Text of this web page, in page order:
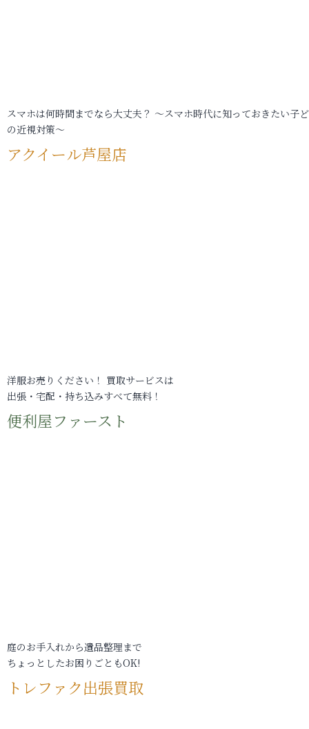
スマホは何時間までなら大丈夫？ ～スマホ時代に知っておきたい子
の近視対策～
アクイール芦屋店
洋服お売りください！ 買取サービスは
出張・宅配・持ち込みすべて無料！
便利屋ファースト
庭のお手入れから遺品整理まで
ちょっとしたお困りごともOK!
トレファク出張買取